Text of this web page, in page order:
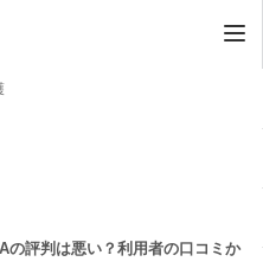
の評判は悪い？利用者の口コミか